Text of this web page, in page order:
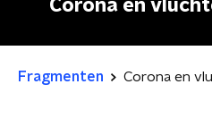
Corona en
Fragmenten Corona en